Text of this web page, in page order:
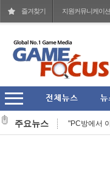
즐겨찾기 지원커뮤니케이
주요뉴스
'러브 라이
"PC방에서